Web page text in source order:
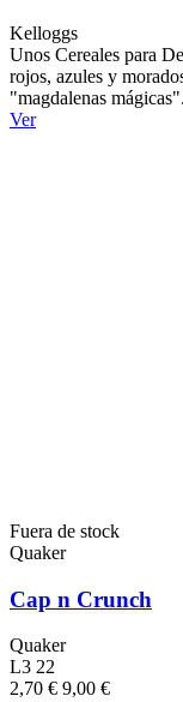
Kelloggs
Unos Cereales para
rojos, azules y
"magdalenas
Ver
Fuera de stock
Quaker
Cap n Crunch
Quaker
L3 22
2,70 € 9,00 €